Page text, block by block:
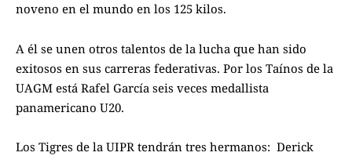
noveno en el mundo en los 125 kilos.
A él se unen otros talentos de la lucha que han sido
exitosos en sus carreras federativas. Por los Taínos de la
UAGM está Rafel García seis veces medallista
panamericano U20.
Los Tigres de la UIPR tendrán tres hermanos: Derick